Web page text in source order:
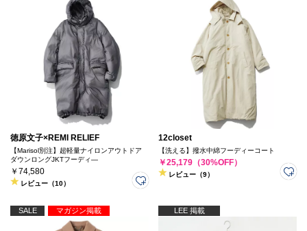
徳原文子×REMI RELIEF
【Marisol別注】超軽量ナイロンアウトドア
ダウンロングJKTフーディ―
￥74,580
レビュー（10）
12closet
【洗える】撥水中綿フーディーコート
￥25,179（30%OFF）
レビュー（9）
SALE マガジン掲載 LEE 掲載